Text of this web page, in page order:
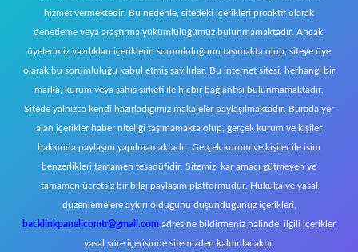
hizmet vermektedir. Bu nedenle, sitedeki içerikleri proaktif olarak
denetleme veya araştırma yükümlülüğümüz bulunmamaktadır. Ancak,
üyelerimiz yazdıkları içeriklerin sorumluluğunu taşımakta olup, siteye üye
olarak bu sorumluluğu kabul etmiş sayılırlar. Bu internet sitesi, herhangi bir
marka, kurum veya şahıs şirketi ile hiçbir bağlantısı bulunmamaktadır.
Sitede yalnızca kendi hazırladığımız makaleler paylaşılmaktadır. Burada yer
alan içerikler haber niteliği taşımamakta olup, gerçek kurum ve kişiler
hakkında paylaşım yapılmamaktadır. Gerçek kurum ve kişiler ile isim
benzerlikleri tamamen tesadüfidir. Sitemiz, kar amacı gütmeyen ve
tamamen ücretsiz bir bilgi paylaşım platformudur. Hukuka ve yasal
düzenlemelere aykırı olduğunu düşündüğünüz içerikleri,
backlinkpanelicomtr@gmail.com adresine bildirmeniz halinde, ilgili içerikler
yasal süre içerisinde sitemizden kaldırılacaktır.